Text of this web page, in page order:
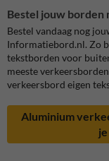
Bestel jouw borden
Bestel vandaag nog
Informatiebord.nl. Zo
tekstborden voor
meeste
verkeersbord eigen
Aluminium